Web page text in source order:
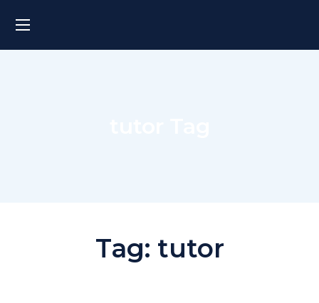
Tag: tutor